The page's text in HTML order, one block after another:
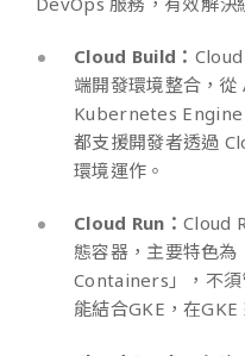
Cloud Build：
端開發環境整合，
Kubernetes Engine
都支援開發者透過
環境運作。
Cloud Run： Cloud
態容器，主要特色
Containers」，不須
能結合GKE，在